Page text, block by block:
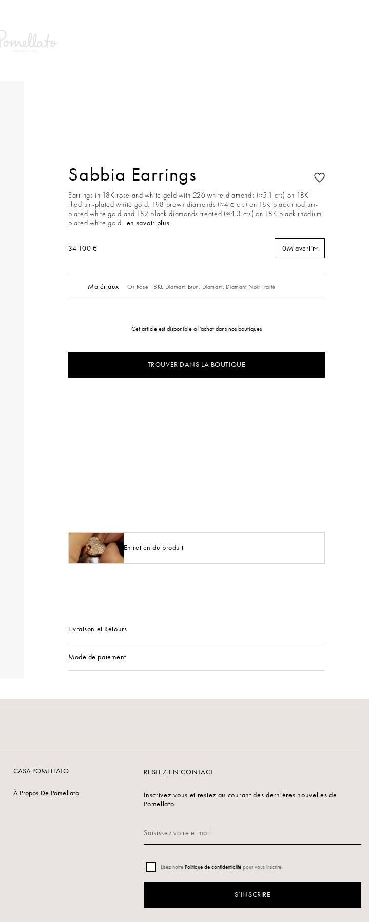
Sabbia Earrings
Earrings in 18K rose and white gold with 226 white diamonds (≈5.1 cts) on 18K
rhodium-plated white gold, 198 brown diamonds (≈4.6 cts) on 18K black rhodium-
plated white gold and 182 black diamonds treated (≈4.3 cts) on 18K black rhodium-
plated white gold. en savoir plus
34 100 € 0M'avertir
Matériaux Or Rose 18Kt, Diamant Brun, Diamant, Diamant Noir Traité
Cet article est disponible à l'achat dans nos boutiques
TROUVER DANS LA BOUTIQUE
Entretien du produit
Livraison et Retours
Mode de paiement
CASA POMELLATO
À Propos De Pomellato
RESTEZ EN CONTACT
Inscrivez-vous et restez au courant des dernières nouvelles de
Pomellato.
Lisez notre Politique de confidentialitépour vous inscrire.
S’INSCRIRE